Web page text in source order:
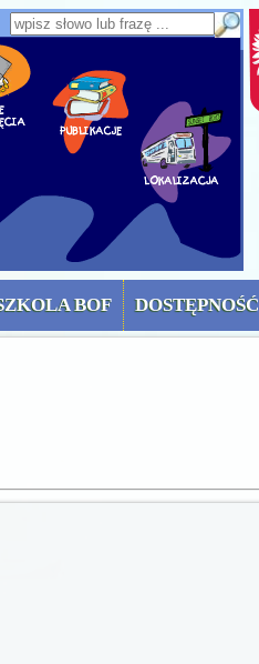
Wpisz słowo lub frazę
BOF DOSTĘPNOŚĆ